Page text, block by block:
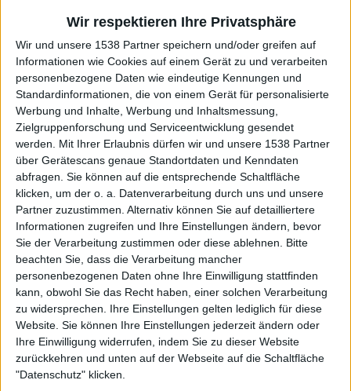
Wir respektieren Ihre Privatsphäre
Wir und unsere 1538 Partner speichern und/oder greifen auf
Informationen wie Cookies auf einem Gerät zu und verarbeiten
personenbezogene Daten wie eindeutige Kennungen und
Standardinformationen, die von einem Gerät für personalisierte
Werbung und Inhalte, Werbung und Inhaltsmessung,
Zielgruppenforschung und Serviceentwicklung gesendet
werden.
Mit Ihrer Erlaubnis dürfen wir und unsere 1538 Partner
über Gerätescans genaue Standortdaten und Kenndaten
abfragen. Sie können auf die entsprechende Schaltfläche
klicken, um der o. a. Datenverarbeitung durch uns und unsere
Partner zuzustimmen. Alternativ können Sie auf detailliertere
Informationen zugreifen und Ihre Einstellungen ändern, bevor
Sie der Verarbeitung zustimmen oder diese ablehnen.
Bitte
beachten Sie, dass die Verarbeitung mancher
personenbezogenen Daten ohne Ihre Einwilligung stattfinden
kann, obwohl Sie das Recht haben, einer solchen Verarbeitung
zu widersprechen. Ihre Einstellungen gelten lediglich für diese
Website. Sie können Ihre Einstellungen jederzeit ändern oder
Ihre Einwilligung widerrufen, indem Sie zu dieser Website
zurückkehren und unten auf der Webseite auf die Schaltfläche
"Datenschutz" klicken.
Interessante Alben finden
Auf der Suche nach neuer Mucke? Durchsuche unser Review-Archiv mit
aktuell
Reviews und lass Dich inspirieren!
Nach Wertung filtern▼︎
von
bis
Punkten
Nach Genres filtern►︎